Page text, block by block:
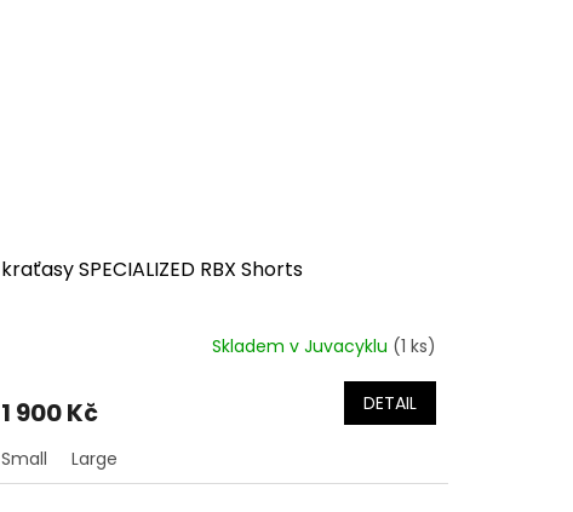
kraťasy SPECIALIZED RBX Shorts
Skladem v Juvacyklu (1 ks)
1 900 Kč DETAIL
Small Large